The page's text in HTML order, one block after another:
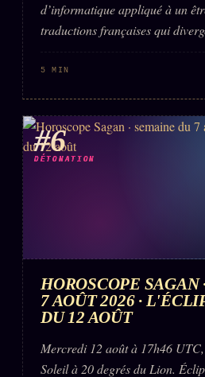
d’informatique appliqué à un
traductions françaises qui
5 MIN
#6
DÉTONATION
HOROSCOPE
7 AOÛT 2026 ·
DU 12 AOÛT
Mercredi 12 août à 17h46
Soleil à 20 degrés du Lion.